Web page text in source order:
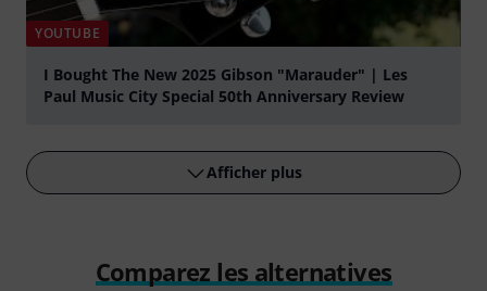
YOUTUBE
I Bought The New 2025 Gibson "Marauder" | Les
Paul Music City Special 50th Anniversary Review
Afficher plus
Comparez les alternatives